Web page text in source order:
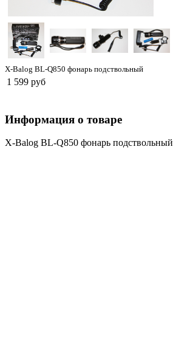
X-Balog BL-Q850 фонарь подствольный
1 599 руб
Информация о товаре
X-Balog BL-Q850 фонарь подствольный